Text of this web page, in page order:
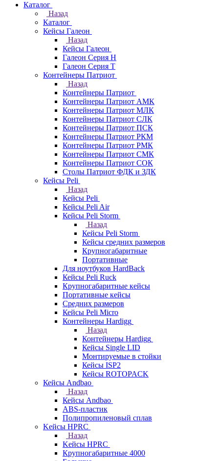
Каталог
Назад
Каталог
Кейсы Галеон
Назад
Кейсы Галеон
Галеон Серия Н
Галеон Серия Т
Контейнеры Патриот
Назад
Контейнеры Патриот
Контейнеры Патриот АМК
Контейнеры Патриот МЛК
Контейнеры Патриот CЛК
Контейнеры Патриот ПСК
Контейнеры Патриот РКМ
Контейнеры Патриот РМК
Контейнеры Патриот СМК
Контейнеры Патриот СОК
Столы Патриот ФДК и ЗДК
Кейсы Peli
Назад
Кейсы Peli
Кейсы Peli Air
Кейсы Peli Storm
Назад
Кейсы Peli Storm
Кейсы средних размеров
Крупногабаритные
Портативные
Для ноутбуков HardBack
Кейсы Peli Ruck
Крупногабаритные кейсы
Портативные кейсы
Средних размеров
Кейсы Peli Micro
Контейнеры Hardigg
Назад
Контейнеры Hardigg
Кейсы Single LID
Монтируемые в стойки
Кейсы ISP2
Кейсы ROTOPACK
Кейсы Andbao
Назад
Кейсы Andbao
ABS-пластик
Полипропиленовый сплав
Kейсы HPRC
Назад
Kейсы HPRC
Крупногабаритные 4000